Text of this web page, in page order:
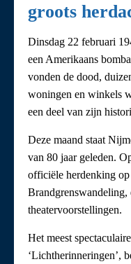
groots
Dinsdag 22 februari
een Amerikaans
vonden de dood,
woningen en winkels
een deel van zijn
Deze maand staat
van 80 jaar geleden.
officiële herdenking
Brandgrenswandeling,
theatervoorstellingen.
Het meest
‘Lichtherinneringen’,